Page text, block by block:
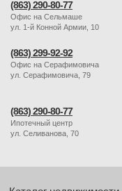
(863) 290-80-77
Офис на Сельмаше
ул. 1-й Конной Армии, 10
(863) 299-92-92
Офис на Серафимовича
ул. Серафимовича, 79
(863) 290-80-77
Ипотечный центр
ул. Селиванова, 70